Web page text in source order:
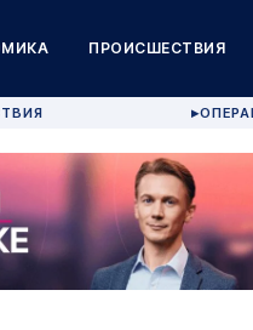
ПРОИСШЕСТВИЯ
▶